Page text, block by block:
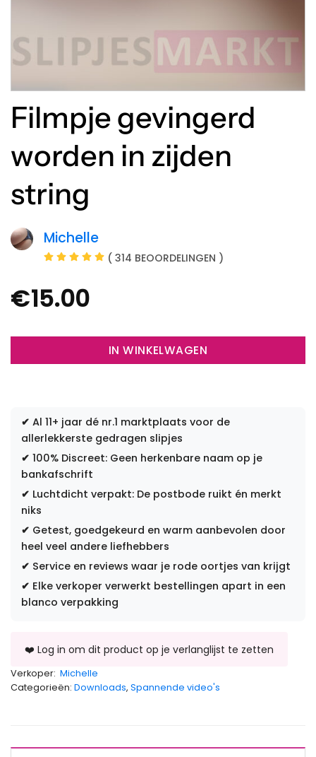
Filmpje gevingerd
worden in zijden
string
Michelle
( 314 BEOORDELINGEN )
€15.00
IN WINKELWAGEN
✔ Al 11+ jaar dé nr.1 marktplaats voor de
allerlekkerste gedragen slipjes
✔ 100% Discreet: Geen herkenbare naam op je
bankafschrift
✔ Luchtdicht verpakt: De postbode ruikt én merkt
niks
✔ Getest, goedgekeurd en warm aanbevolen door
heel veel andere liefhebbers
✔ Service en reviews waar je rode oortjes van krijgt
✔ Elke verkoper verwerkt bestellingen apart in een
blanco verpakking
Verkoper: Michelle
Categorieën: Downloads, Spannende video's